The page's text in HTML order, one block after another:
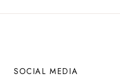
SOCIAL MEDIA